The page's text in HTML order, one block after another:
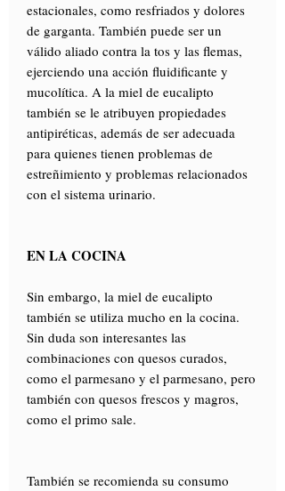
estacionales, como resfriados y dolores
de garganta. También puede ser un
válido aliado contra la tos y las flemas,
ejerciendo una acción fluidificante y
mucolítica. A la miel de eucalipto
también se le atribuyen propiedades
antipiréticas, además de ser adecuada
para quienes tienen problemas de
estreñimiento y problemas relacionados
con el sistema urinario.
EN LA COCINA
Sin embargo, la miel de eucalipto
también se utiliza mucho en la cocina.
Sin duda son interesantes las
combinaciones con quesos curados,
como el parmesano y el parmesano, pero
también con quesos frescos y magros,
como el primo sale.
También se recomienda su consumo